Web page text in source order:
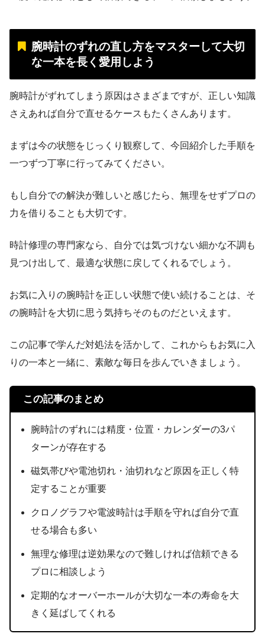
腕時計のずれの直し方をマスターして大切
な一本を長く愛用しよう
腕時計がずれてしまう原因はさまざまですが、正しい知識
さえあれば自分で直せるケースもたくさんあります。
まずは今の状態をじっくり観察して、今回紹介した手順を
一つずつ丁寧に行ってみてください。
もし自分での解決が難しいと感じたら、無理をせずプロの
力を借りることも大切です。
時計修理の専門家なら、自分では気づけない細かな不調も
見つけ出して、最適な状態に戻してくれるでしょう。
お気に入りの腕時計を正しい状態で使い続けることは、そ
の腕時計を大切に思う気持ちそのものだといえます。
この記事で学んだ対処法を活かして、これからもお気に入
りの一本と一緒に、素敵な毎日を歩んでいきましょう。
この記事のまとめ
腕時計のずれには精度・位置・カレンダーの3パ
ターンが存在する
磁気帯びや電池切れ・油切れなど原因を正しく特
定することが重要
クロノグラフや電波時計は手順を守れば自分で直
せる場合も多い
無理な修理は逆効果なので難しければ信頼できる
プロに相談しよう
定期的なオーバーホールが大切な一本の寿命を大
きく延ばしてくれる